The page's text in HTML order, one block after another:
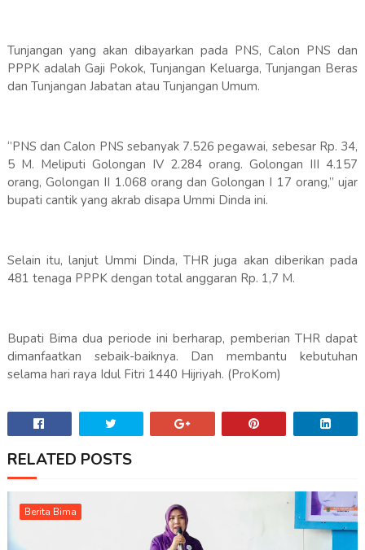
Tunjangan yang akan dibayarkan pada PNS, Calon PNS dan
PPPK adalah Gaji Pokok, Tunjangan Keluarga, Tunjangan Beras
dan Tunjangan Jabatan atau Tunjangan Umum.
‘’PNS dan Calon PNS sebanyak 7.526 pegawai, sebesar Rp. 34,
5 M. Meliputi Golongan IV 2.284 orang. Golongan III 4.157
orang, Golongan II 1.068 orang dan Golongan I 17 orang,’’ ujar
bupati cantik yang akrab disapa Ummi Dinda ini.
Selain itu, lanjut Ummi Dinda, THR juga akan diberikan pada
481 tenaga PPPK dengan total anggaran Rp. 1,7 M.
Bupati Bima dua periode ini berharap, pemberian THR dapat
dimanfaatkan sebaik-baiknya. Dan membantu kebutuhan
selama hari raya Idul Fitri 1440 Hijriyah. (ProKom)
RELATED POSTS
Berita Bima